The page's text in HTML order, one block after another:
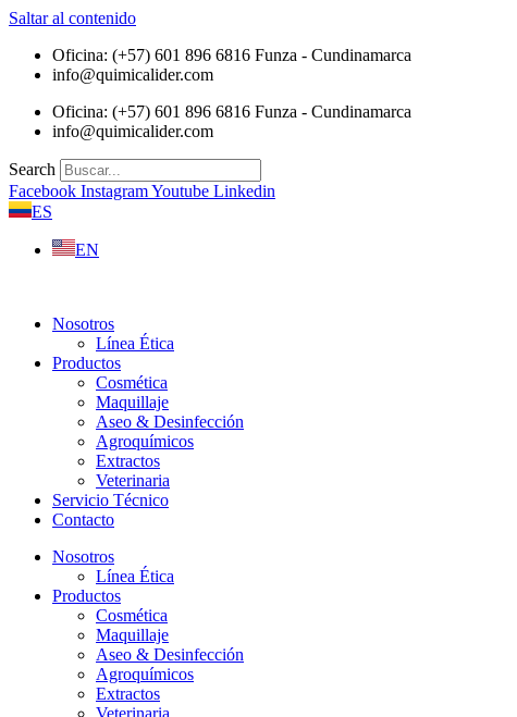
Saltar al contenido
Oficina: (+57) 601 896 6816 Funza - Cundinamarca
info@quimicalider.com
Oficina: (+57) 601 896 6816 Funza - Cundinamarca
info@quimicalider.com
Search
Facebook InstagramYoutube Linkedin
ES
EN
Nosotros
Línea Ética
Productos
Cosmética
Maquillaje
Aseo & Desinfección
Agroquímicos
Extractos
Veterinaria
Servicio Técnico
Contacto
Nosotros
Línea Ética
Productos
Cosmética
Maquillaje
Aseo & Desinfección
Agroquímicos
Extractos
Veterinaria